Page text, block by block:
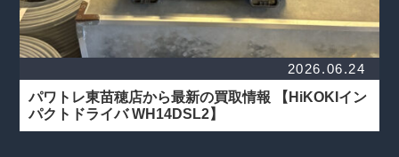
2026.06.24
パワトレ東苗穂店から最新の買取情報
【HiKOKIイン
パクトドライバ WH14DSL2】